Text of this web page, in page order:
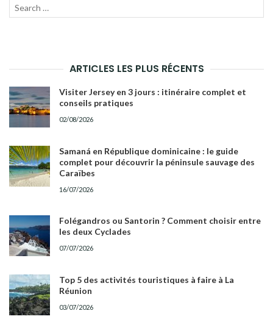
Recherche
ARTICLES LES PLUS RÉCENTS
Visiter Jersey en 3 jours : itinéraire complet et
conseils pratiques
02/08/2026
Samaná en République dominicaine : le guide
complet pour découvrir la péninsule sauvage des
Caraïbes
16/07/2026
Folégandros ou Santorin ? Comment choisir entre
les deux Cyclades
07/07/2026
Top 5 des activités touristiques à faire à La
Réunion
03/07/2026